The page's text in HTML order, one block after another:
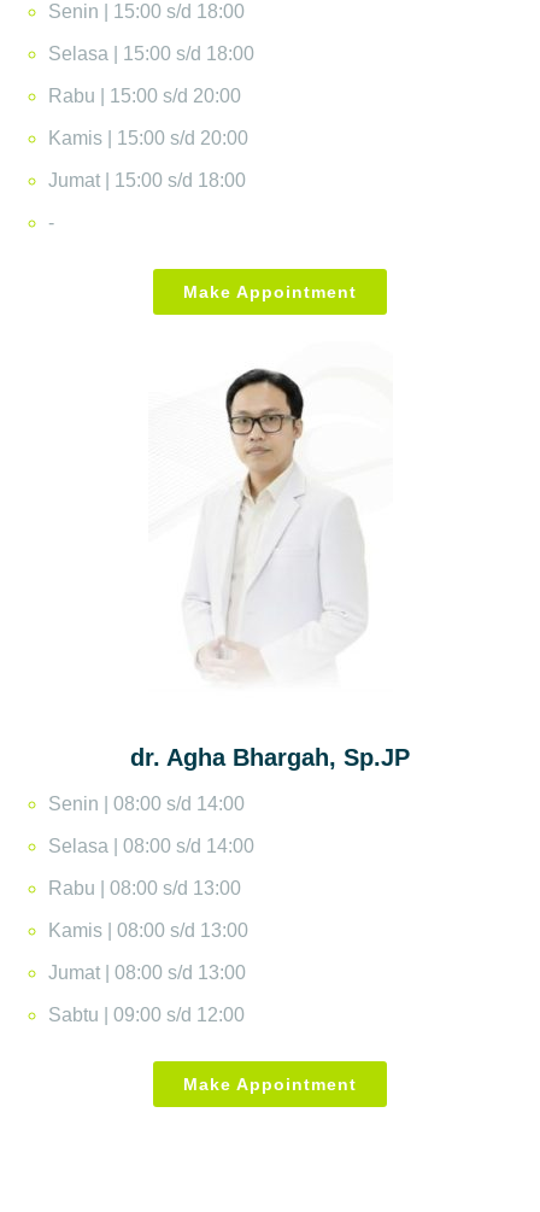
Senin | 15:00 s/d 18:00
Selasa | 15:00 s/d 18:00
Rabu | 15:00 s/d 20:00
Kamis | 15:00 s/d 20:00
Jumat | 15:00 s/d 18:00
-
Make Appointment
dr. Agha Bhargah, Sp.JP
Senin | 08:00 s/d 14:00
Selasa | 08:00 s/d 14:00
Rabu | 08:00 s/d 13:00
Kamis | 08:00 s/d 13:00
Jumat | 08:00 s/d 13:00
Sabtu | 09:00 s/d 12:00
Make Appointment